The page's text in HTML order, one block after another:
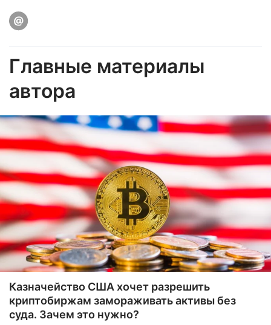
Главные материалы
автора
Казначейство США хочет разрешить
криптобиржам замораживать активы без
суда. Зачем это нужно?